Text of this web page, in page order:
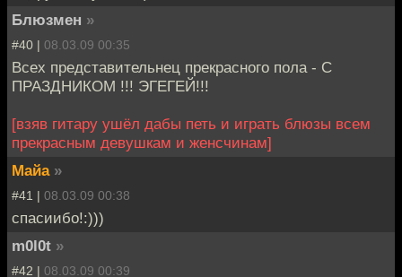
Блюзмен »
#40 | 08.03.09 00:35
Всех представительнец прекрасного пола - С
ПРАЗДНИКОМ !!! ЭГЕГЕЙ!!!
[взяв гитару ушёл дабы петь и играть блюзы всем
прекрасным девушкам и женсчинам]
Майа »
#41 | 08.03.09 00:38
спасиибо!:)))
m0l0t »
#42 | 08.03.09 00:39